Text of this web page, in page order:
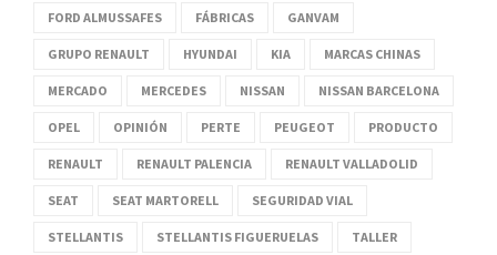
FORD ALMUSSAFES FÁBRICAS GANVAM
GRUPO RENAULT HYUNDAI KIA MARCAS CHINAS
MERCADO MERCEDES NISSAN NISSAN BARCELONA
OPEL OPINIÓN PERTE PEUGEOT PRODUCTO
RENAULT RENAULT PALENCIA RENAULT VALLADOLID
SEAT SEAT MARTORELL SEGURIDAD VIAL
STELLANTIS STELLANTIS FIGUERUELAS TALLER